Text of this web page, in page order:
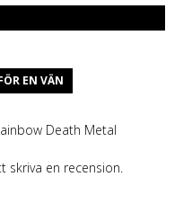
EN VÄN
Death Metal
skriva en recension.